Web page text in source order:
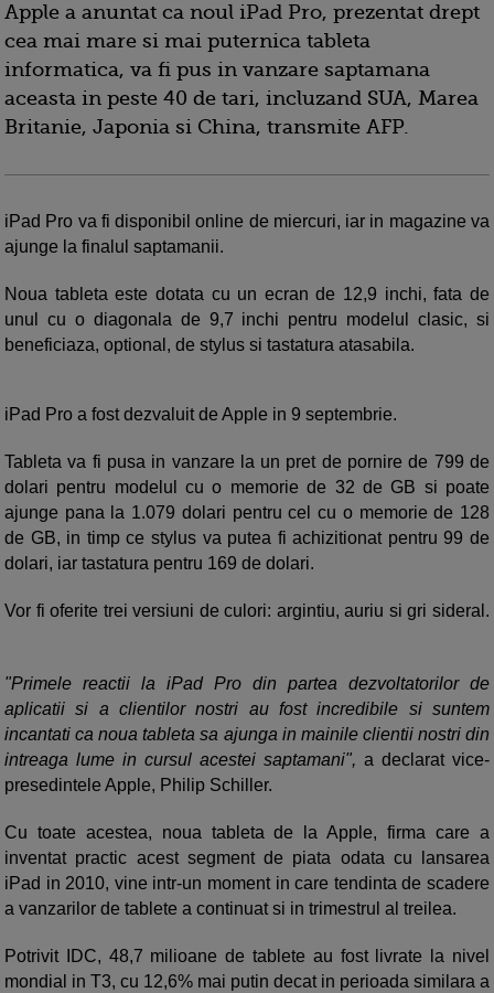
Apple a anuntat ca noul iPad Pro, prezentat drept
cea mai mare si mai puternica tableta
informatica, va fi pus in vanzare saptamana
aceasta in peste 40 de tari, incluzand SUA, Marea
Britanie, Japonia si China, transmite AFP.
iPad Pro va fi disponibil online de miercuri, iar in magazine va
ajunge la finalul saptamanii.
Noua tableta este dotata cu un ecran de 12,9 inchi, fata de
unul cu o diagonala de 9,7 inchi pentru modelul clasic, si
beneficiaza, optional, de stylus si tastatura atasabila.
iPad Pro a fost dezvaluit de Apple in 9 septembrie.
Tableta va fi pusa in vanzare la un pret de pornire de 799 de
dolari pentru modelul cu o memorie de 32 de GB si poate
ajunge pana la 1.079 dolari pentru cel cu o memorie de 128
de GB, in timp ce stylus va putea fi achizitionat pentru 99 de
dolari, iar tastatura pentru 169 de dolari.
Vor fi oferite trei versiuni de culori: argintiu, auriu si gri sideral.
"Primele reactii la iPad Pro din partea dezvoltatorilor de
aplicatii si a clientilor nostri au fost incredibile si suntem
incantati ca noua tableta sa ajunga in mainile clientii nostri din
intreaga lume in cursul acestei saptamani", a declarat vice-
presedintele Apple, Philip Schiller.
Cu toate acestea, noua tableta de la Apple, firma care a
inventat practic acest segment de piata odata cu lansarea
iPad in 2010, vine intr-un moment in care tendinta de scadere
a vanzarilor de tablete a continuat si in trimestrul al treilea.
Potrivit IDC, 48,7 milioane de tablete au fost livrate la nivel
mondial in T3, cu 12,6% mai putin decat in perioada similara a